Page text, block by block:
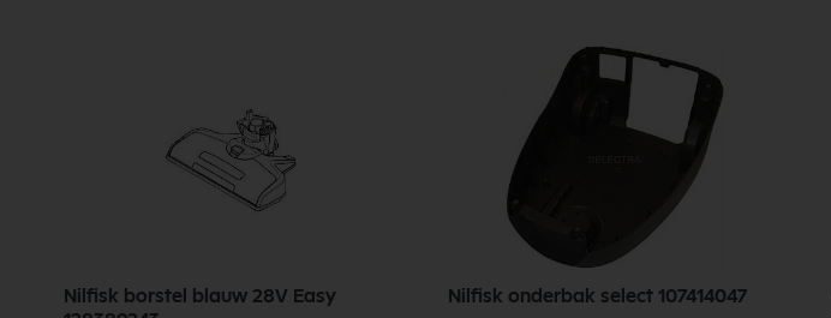
Nilfisk borstel blauw 28V Easy
Nilfisk onderbak select 107414047